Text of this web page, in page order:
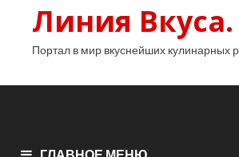
Линия Вкуса.
Портал в мир вкуснейших кулинарных